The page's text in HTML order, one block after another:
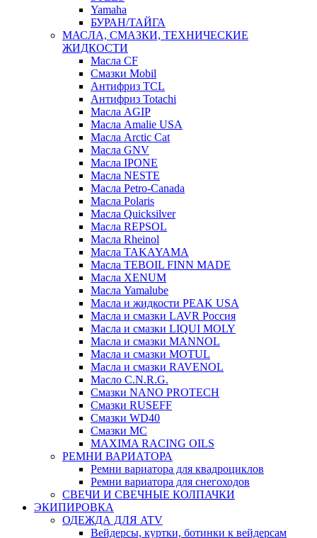
Yamaha
БУРАН/ТАЙГА
МАСЛА, СМАЗКИ, ТЕХНИЧЕСКИЕ
ЖИДКОСТИ
Масла CF
Смазки Mobil
Антифриз TCL
Антифриз Totachi
Масла AGIP
Масла Amalie USA
Масла Arctic Cat
Масла GNV
Масла IPONE
Масла NESTE
Масла Petro-Canada
Масла Polaris
Масла Quicksilver
Масла REPSOL
Масла Rheinol
Масла TAKAYAMA
Масла TEBOIL FINN MADE
Масла XENUM
Масла Yamalube
Масла и жидкости PEAK USA
Масла и смазки LAVR Россия
Масла и смазки LIQUI MOLY
Масла и смазки MANNOL
Масла и смазки MOTUL
Масла и смазки RAVENOL
Масло C.N.R.G.
Смазки NANO PROTECH
Смазки RUSEFF
Смазки WD40
Смазки МС
MAXIMA RACING OILS
РЕМНИ ВАРИАТОРА
Ремни вариатора для квадроциклов
Ремни вариатора для снегоходов
СВЕЧИ И СВЕЧНЫЕ КОЛПАЧКИ
ЭКИПИРОВКА
ОДЕЖДА ДЛЯ ATV
Вейдерсы, куртки, ботинки к вейдерсам